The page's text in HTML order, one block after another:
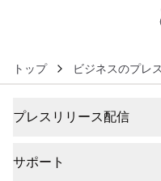
トップ ビジネスのプレ
プレスリリース配信
サポート